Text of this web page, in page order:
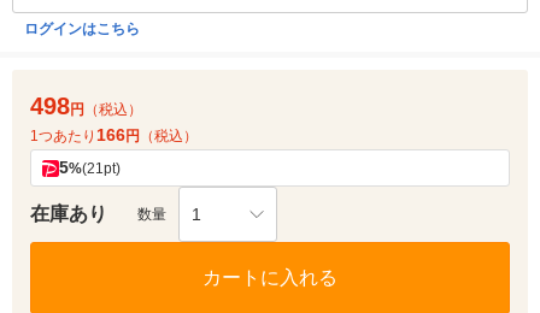
ログインはこちら
498円
（税込）
1つあたり 166円 （税込）
5%(21pt)
在庫あり 数量 1
カートに入れる